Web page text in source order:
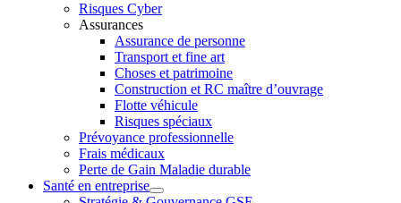
Risques Cyber
Assurances
Assurance de personne
Transport et fine art
Choses et patrimoine
Construction et RC maître d’ouvrage
Flotte véhicule
Risques spéciaux
Prévoyance professionnelle
Frais médicaux
Perte de Gain Maladie durable
Santé en entreprise